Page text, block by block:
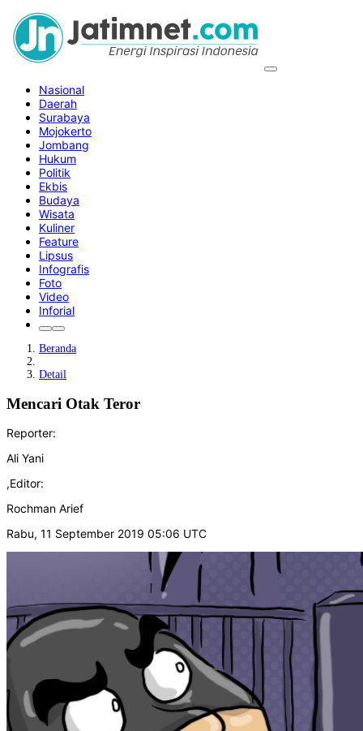
Nasional
Daerah
Surabaya
Mojokerto
Jombang
Hukum
Politik
Ekbis
Budaya
Wisata
Kuliner
Feature
Lipsus
Infografis
Foto
Video
Inforial
Beranda
Detail
Mencari Otak Teror
Reporter:
Ali Yani
,Editor:
Rochman Arief
Rabu, 11 September 2019 05:06 UTC